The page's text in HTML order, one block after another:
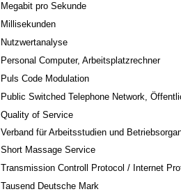
Megabit pro Sekunde
Millisekunden
Nutzwertanalyse
Personal Computer, Arbeitsplatzrechner
Puls Code Modulation
Public Switched Telephone Network,
Quality of Service
Verband für Arbeitsstudien und
Short Massage Service
Transmission Controll Protocol / Internet
Tausend Deutsche Mark